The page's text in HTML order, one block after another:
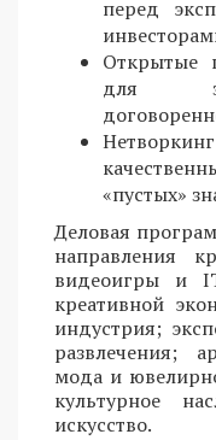
перед
Открытые
для
«пустых»
Деловая
направления
видеоигры и
креативной
индустрия;
развлечения;
мода и
культурное
искусство.